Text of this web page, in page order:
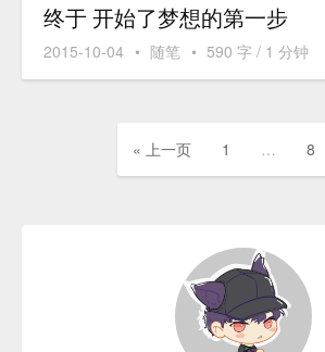
终于 开始了梦想的第一步
2015-10-04 • 随笔 • 590 字 / 1 分钟
« 上一页 1 … 8